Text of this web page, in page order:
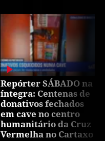
Repórter SÁBADO na
íntegra: Centenas de
donativos fechados
em cave no centro
humanitário da Cruz
Vermelha no Cartaxo